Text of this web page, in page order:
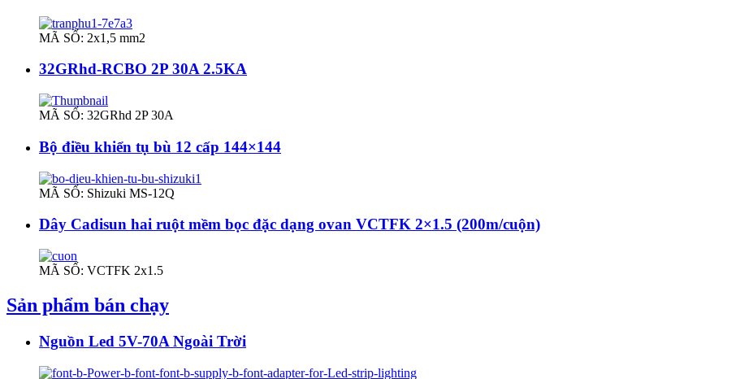
MÃ SỐ: 2x1,5 mm2
32GRhd-RCBO 2P 30A 2.5KA
MÃ SỐ: 32GRhd 2P 30A
Bộ điều khiển tụ bù 12 cấp 144×144
MÃ SỐ: Shizuki MS-12Q
Dây Cadisun hai ruột mềm bọc đặc dạng ovan VCTFK 2×1.5 (200m/cuộn)
MÃ SỐ: VCTFK 2x1.5
Sản phẩm bán chạy
Nguồn Led 5V-70A Ngoài Trời